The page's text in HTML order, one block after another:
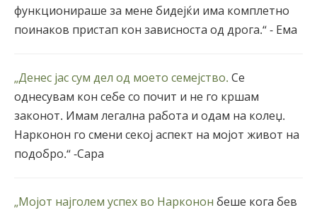
функционираше за мене бидејќи има комплетно
поинаков пристап кон зависноста од дрога.“ - Ема
„Денес јас сум дел од моето семејство. Се
однесувам кон себе со почит и не го кршам
законот. Имам легална работа и одам на колеџ.
Нарконон го смени секој аспект на мојот живот на
подобро.“ -Сара
„Мојот најголем успех во Нарконон беше кога бев